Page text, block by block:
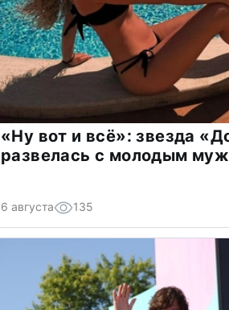
«Ну вот и всё»: звезда
развелась с молодым
6 августа 135